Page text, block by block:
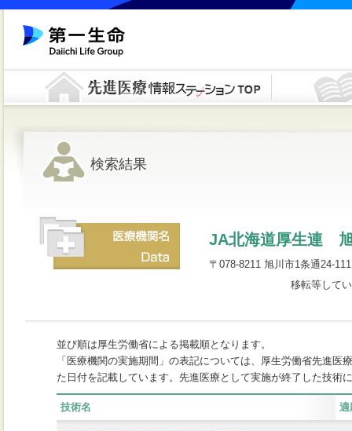
検索結果
JA北海道厚生連
〒078-8211 旭川市1条通24-
移転等して
並び順は厚生労働省による掲載順となります。
「医療機関の実施期間」の表記については、厚生労働省先進
た日付を記載しています。先進医療として実施が終了した技術
技術名 適